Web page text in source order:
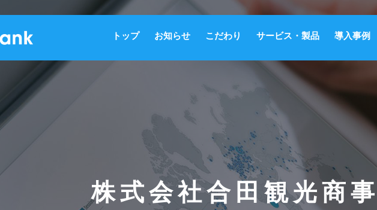
トップ お知らせ こだわり サービス・製品 導入事例
株式会社合田観光商事